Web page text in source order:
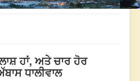
ਹਾਂ, ਅਤੇ ਚਾਰ ਹੋਰ
ਧਾਲੀਵਾਲ